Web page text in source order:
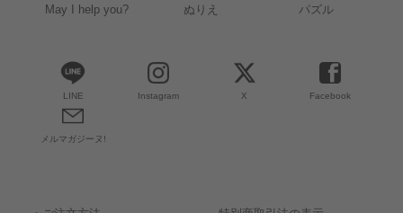
May I help you? ぬりえ パズル
LINE Instagram X Facebook
メルマガジーヌ!